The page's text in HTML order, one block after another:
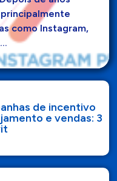
como Instagram,
de incentivo
e vendas: 3